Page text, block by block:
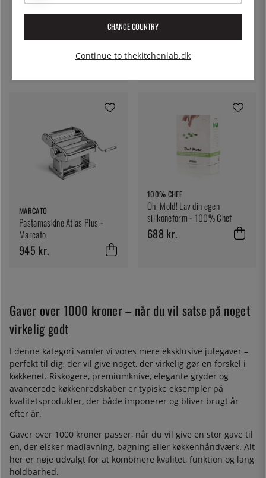
ALESSI
Termokande, Plissé, 1 L -
868 kr.
MARCATO
Pastamaskine Atlas Plus -
Marcato
945 kr.
100% CHEF
Oh! Mold! Lav din egen
silikoneform - 100% Chef
688 kr.
Gaver over 1000 kroner – når du vil satse på noget
virkelig godt
I denne kategori samler vi vores mere eksklusive julegaver –
perfekt til dig, der vil give noget, der virkelig gør en forskel i
køkkenet. Riskogere, premiumknive, elegante gryder og
avancerede køkkenredskaber er typiske eksempler på
kvalitetsprodukter, der både imponerer og bliver brugt år
efter år.
Gaver over 1000 kroner passer, når du vil give en stor gave til
en, der elsker madlavning, bagning eller køkkenhåndværk. Alt
her er nøje udvalgt for at kombinere kvalitet, funktion og lang
holdbarhed.
CHANGE COUNTRY
Continue to thekitchenlab.dk